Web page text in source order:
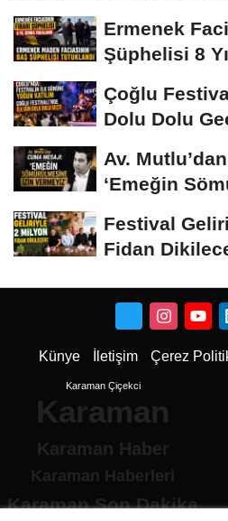
Ermenek
Şüphelisi 8
Çoğlu
Dolu Dolu
Av.
‘Emeğin
Festival
Fidan
Künye İletişim Çerez
Karaman Çiçekci
Karaman
Karaman Haber
Karaman Haberleri
Karaman Son Dakika